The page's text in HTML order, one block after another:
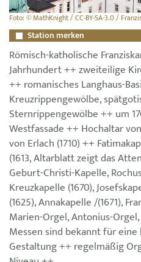
Foto: © MathKnight / CC-BY-SA-3.0 /
Station merken
Römisch-katholische
Jahrhundert ++ zweiteilige
++ romanisches Langhaus-
Kreuzrippengewölbe,
Sternrippengewölbe ++ um
Westfassade ++ Hochaltar
von Erlach (1710) ++
(1613, Altarblatt zeigt das
Geburt-Christi-Kapelle,
Kreuzkapelle (1670),
(1625), Annakapelle /(1671),
Marien-Orgel, Antonius-
Messen sind bekannt für
Gestaltung ++ regelmäßig